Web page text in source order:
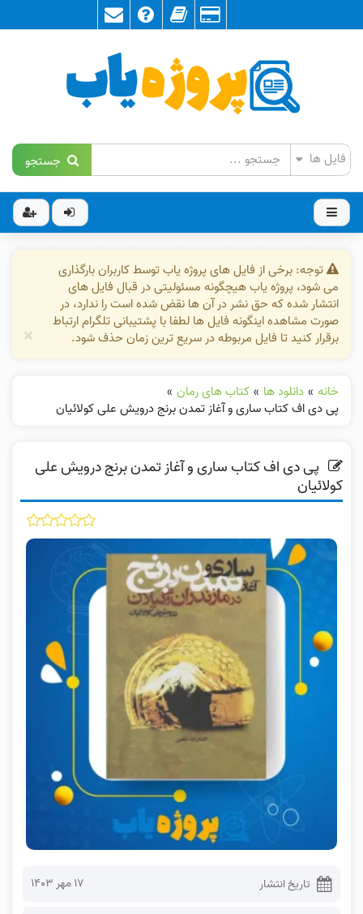
جستجو
توجه: برخی از فایل های پروژه یاب توسط کاربران بارگذاری
می شود، پروژه یاب هیچگونه مسئولیتی در قبال فایل های
انتشار شده که حق نشر در آن ها نقض شده است را ندارد، در
صورت مشاهده اینگونه فایل ها لطفا با پشتیبانی تلگرام ارتباط
برقرار کنید تا فایل مربوطه در سریع ترین زمان حذف شود.
×
خانه » دانلود ها » کتاب های رمان »
پی دی اف کتاب ساری و آغاز تمدن برنج درویش علی کولائیان
پی دی اف کتاب ساری و آغاز تمدن برنج درویش علی
کولائیان
تاریخ انتشار ۱۷ مهر ۱۴۰۳